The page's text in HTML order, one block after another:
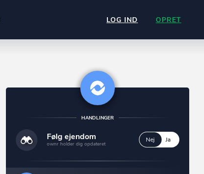
LOG IND OPRET
HANDLINGER
Følg ejendom
ownr holder dig opdateret
Nej Ja